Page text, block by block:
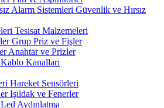
Güvenlik ve Hırsız
Tesisat Malzemeleri
Grup Priz ve Fişler
Anahtar ve Prizler
Kablo Kanalları
Hareket Sensörleri
Işıldak ve Fenerler
Led Aydınlatma